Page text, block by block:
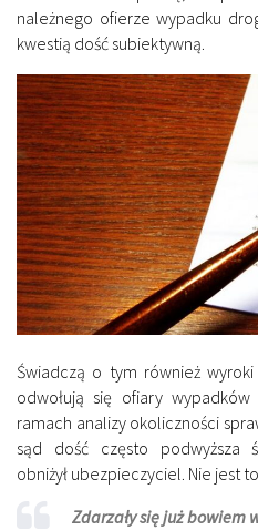
należnego ofierze wypadku
kwestią dość subiektywną.
Świadczą o tym również
odwołują się ofiary
ramach analizy okoliczności
sąd dość często podwyższa
obniżył ubezpieczyciel. Nie jest
Zdarzały się już bowiem